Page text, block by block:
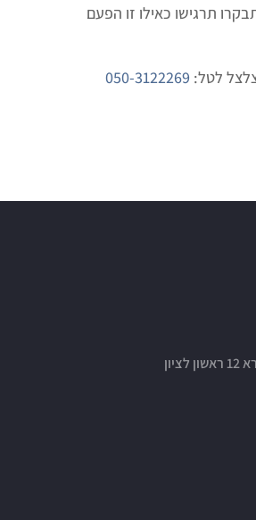
תרגישו כאילו זו הפעם
לטל: 050-3122269